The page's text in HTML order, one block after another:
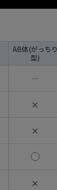
AB体(がっちり
型)
―
✕
✕
✕